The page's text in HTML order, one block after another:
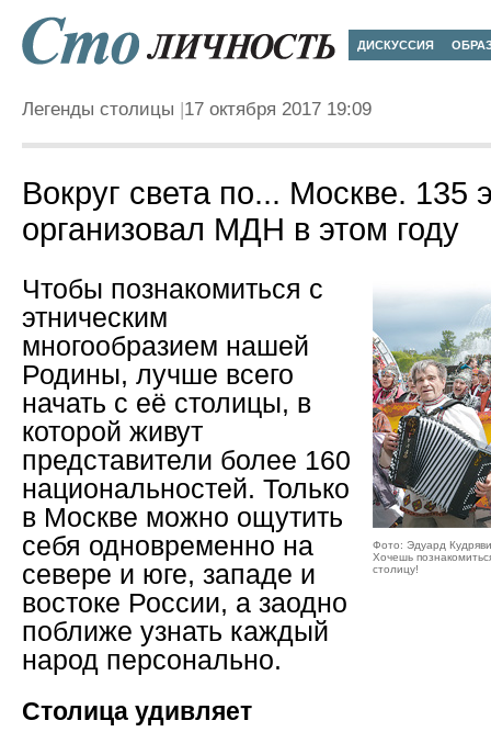
ДИСКУССИЯ
Легенды столицы 17 октября 2017 19:09
Вокруг света по... Москве. 135
организовал МДН в этом году
Фото: Эдуард
Хочешь
столицу!
Чтобы познакомиться с
этническим
многообразием нашей
Родины, лучше всего
начать с её столицы, в
которой живут
представители более 160
национальностей. Только
в Москве можно ощутить
себя одновременно на
севере и юге, западе и
востоке России, а заодно
поближе узнать каждый
народ персонально.
Столица удивляет